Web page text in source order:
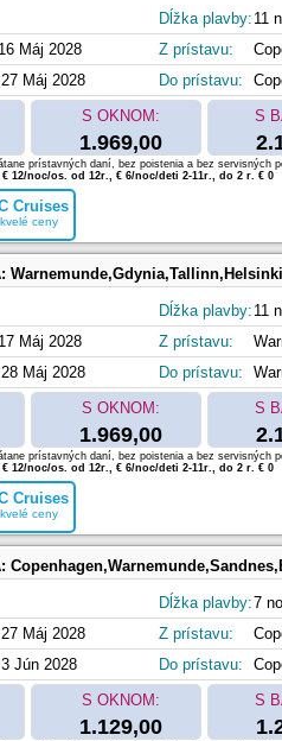
Máj 2028
Máj 2028
Dĺžka plavby: 11
Z prístavu:
Do prístavu:
S OKNOM:
1.969,00
S
Cruises
ceny
prístavných daní, bez poistenia a bez servisných
12/noc/os. od 12r., € 6/noc/deti 2-11r., do 2 r. € 0
Máj 2028
Máj 2028
Dĺžka plavby: 11
Z prístavu:
Do prístavu:
S OKNOM:
1.969,00
S
Cruises
ceny
prístavných daní, bez poistenia a bez servisných
12/noc/os. od 12r., € 6/noc/deti 2-11r., do 2 r. € 0
Máj 2028
Jún 2028
Dĺžka plavby:7
Z prístavu:
Do prístavu:
S OKNOM:
1.129,00
S